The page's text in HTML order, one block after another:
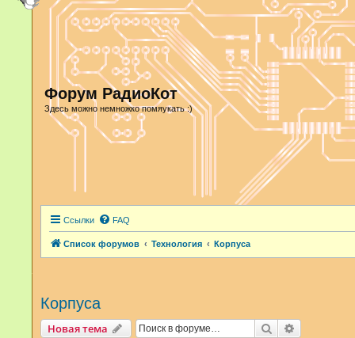
Форум РадиоКот
Здесь можно немножко помяукать :)
Ссылки FAQ
Список форумов Технология Корпуса
Корпуса
Новая тема Поиск